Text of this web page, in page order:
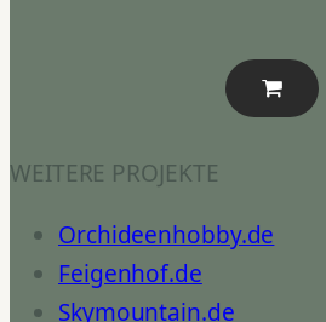
WEITERE PROJEKTE
Orchideenhobby.de
Feigenhof.de
Skymountain.de